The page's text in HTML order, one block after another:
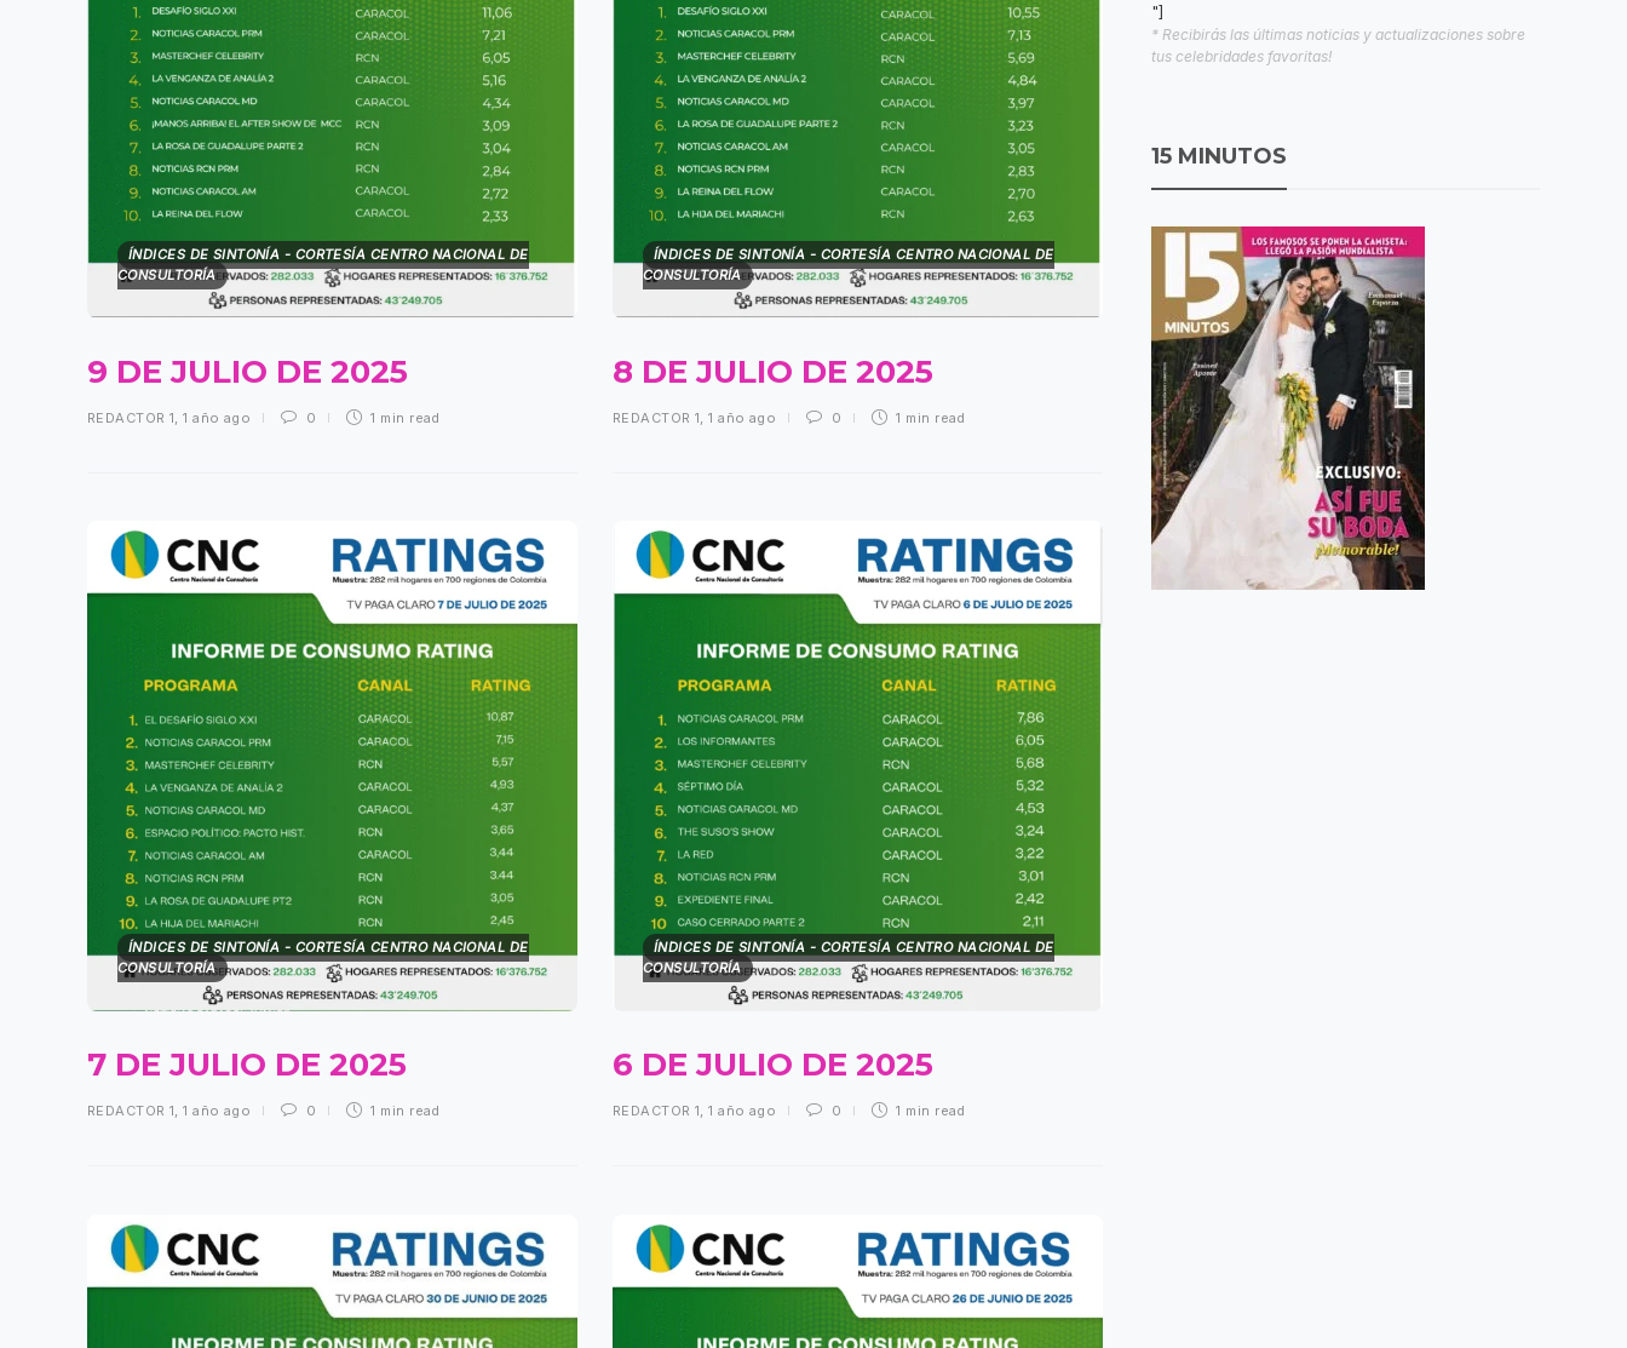
ÍNDICES DE SINTONÍA - CORTESÍA CENTRO NACIONAL DE
CONSULTORÍA
9 DE JULIO DE 2025
REDACTOR 1 ,1 año ago 0 1 min read
ÍNDICES DE SINTONÍA - CORTESÍA CENTRO NACIONAL DE
CONSULTORÍA
8 DE JULIO DE 2025
REDACTOR 1 ,1 año ago 0 1 min read
ÍNDICES DE SINTONÍA - CORTESÍA CENTRO NACIONAL DE
CONSULTORÍA
7 DE JULIO DE 2025
REDACTOR 1,1 año ago 0 1 min read
ÍNDICES DE SINTONÍA - CORTESÍA CENTRO NACIONAL DE
CONSULTORÍA
6 DE JULIO DE 2025
REDACTOR 1,1 año ago 0 1 min read
"]
* Recibirás las últimas noticias y actualizaciones sobre
tus celebridades favoritas!
15 MINUTOS